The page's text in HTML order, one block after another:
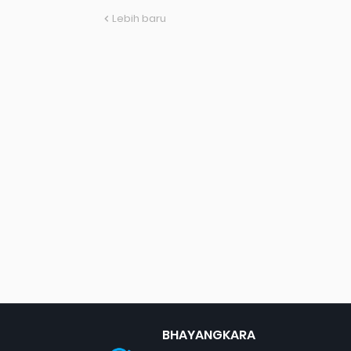
Lebih baru
BHAYANGKARA